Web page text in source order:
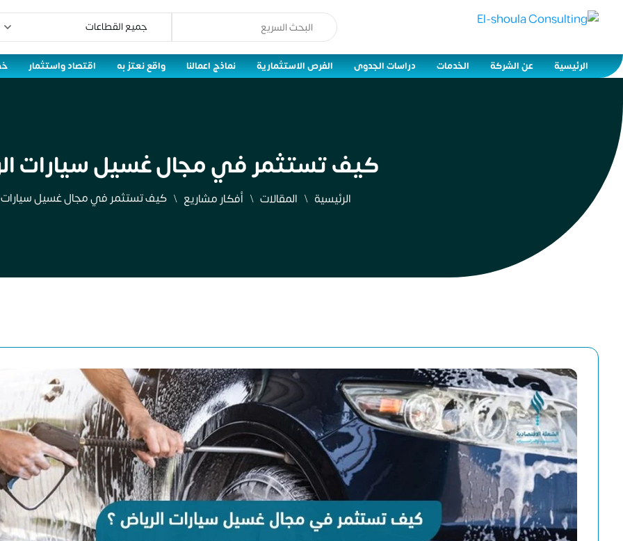
الرئيسية عن الشركة الخدمات دراسات الجدوى الفرص الاستثمارية نماذج اعمالنا واقع نعتز به اقتصاد واستثمار
كيف تستثمر في مجال غسيل سيارات
الرئيسية المقالات أفكار مشاريع كيف تستثمر في مجال غسيل سيارات